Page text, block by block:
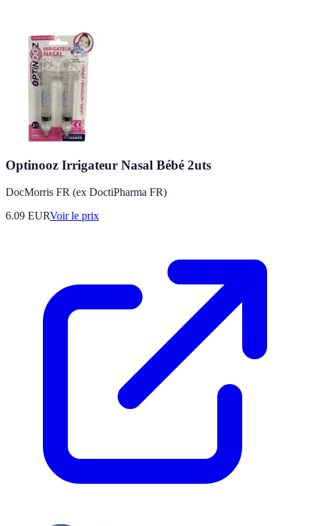
Optinooz Irrigateur Nasal Bébé 2uts
DocMorris FR (ex DoctiPharma FR)
6.09 EURVoir le prix